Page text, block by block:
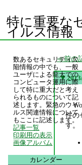
特に重要な
イルス情報
前の
▼
件の
す。
数あるセキュリティ欠
陥情報の中でも、一般
ユーザによる龍大での
コンピュータ運用に際
して特に重大だと考え
られるものについて記
述します。緊急のウイ
ルス関連情報について
もここに記述します。
記事一覧
印刷用の表示
画像アルバム
カレンダー